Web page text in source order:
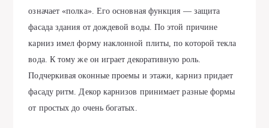
означает «полка». Его основная функция — защита
фасада здания от дождевой воды. По этой причине
карниз имел форму наклонной плиты, по которой текла
вода. К тому же он играет декоративную роль.
Подчеркивая оконные проемы и этажи, карниз придает
фасаду ритм. Декор карнизов принимает разные формы
от простых до очень богатых.